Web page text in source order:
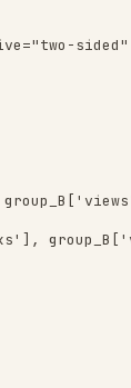
# n2/
* n1)}" )